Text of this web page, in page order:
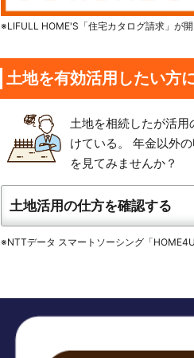
※LIFULL HOME'S「住宅カタログ請求」が
土地を有効活用したい方
土地を相続したが活
けている。 年金以外
を見てみませんか？
土地活用の仕方を確認する
※NTTデータ スマートソーシング「